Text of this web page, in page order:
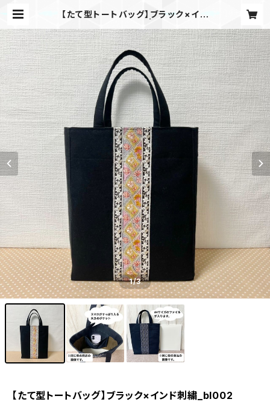
【たて型トートバッグ】ブラック×イン
1/3
【たて型トートバッグ】ブラック×インド刺繍_bl002